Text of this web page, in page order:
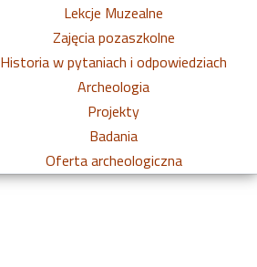
Lekcje Muzealne
Zajęcia pozaszkolne
Historia w pytaniach i odpowiedziach
Archeologia
Projekty
Badania
Oferta archeologiczna